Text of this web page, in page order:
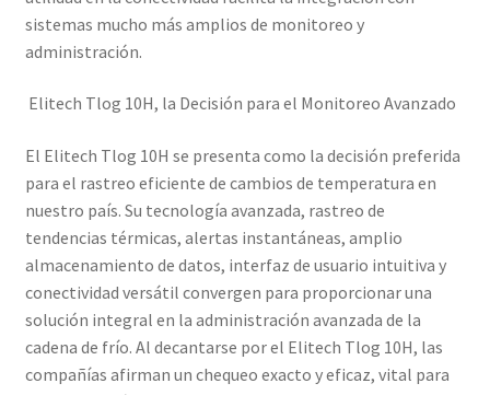
sistemas mucho más amplios de monitoreo y
administración.
Elitech Tlog 10H, la Decisión para el Monitoreo Avanzado
El Elitech Tlog 10H se presenta como la decisión preferida
para el rastreo eficiente de cambios de temperatura en
nuestro país. Su tecnología avanzada, rastreo de
tendencias térmicas, alertas instantáneas, amplio
almacenamiento de datos, interfaz de usuario intuitiva y
conectividad versátil convergen para proporcionar una
solución integral en la administración avanzada de la
cadena de frío. Al decantarse por el Elitech Tlog 10H, las
compañías afirman un chequeo exacto y eficaz, vital para